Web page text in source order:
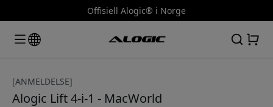
Offisiell Alogic® i Norge
[ANMELDELSE]
Alogic Lift 4-i-1 - MacWorld